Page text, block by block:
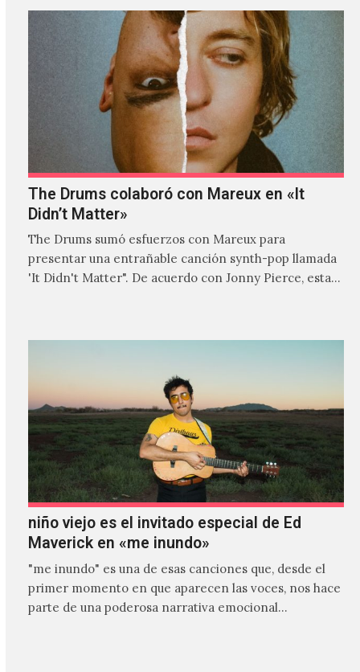
The Drums colaboró con Mareux en «It
Didn’t Matter»
The Drums sumó esfuerzos con Mareux para
presentar una entrañable canción synth-pop llamada
'It Didn't Matter". De acuerdo con Jonny Pierce, esta
niño viejo es el invitado especial de Ed
Maverick en «me inundo»
"me inundo" es una de esas canciones que, desde el
primer momento en que aparecen las voces, nos hace
parte de una poderosa narrativa emocional…